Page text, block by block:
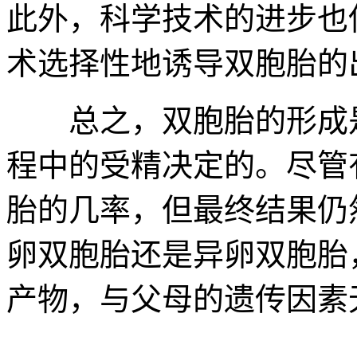
此外，科学技术的进步
术选择性地诱导双胞胎的
总之，双胞胎的形成
程中的受精决定的。尽
胎的几率，但最终结果
卵双胞胎还是异卵双胞
产物，与父母的遗传因